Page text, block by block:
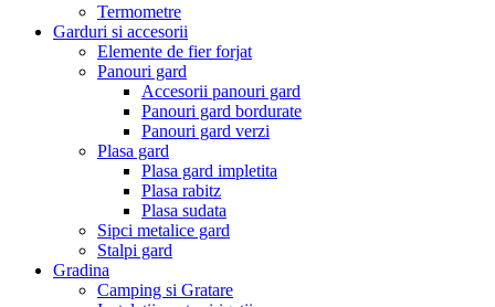
Termometre
Garduri si accesorii
Elemente de fier forjat
Panouri gard
Accesorii panouri gard
Panouri gard bordurate
Panouri gard verzi
Plasa gard
Plasa gard impletita
Plasa rabitz
Plasa sudata
Sipci metalice gard
Stalpi gard
Gradina
Camping si Gratare